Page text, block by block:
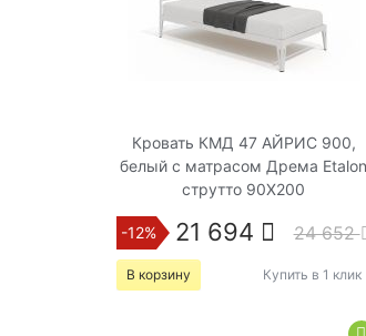
Кровать КМД 47 АЙРИС 900,
белый с матрасом Дрема Etalon
струтто 90Х200
-12% 21 694 24 652
В корзину Купить в 1 клик